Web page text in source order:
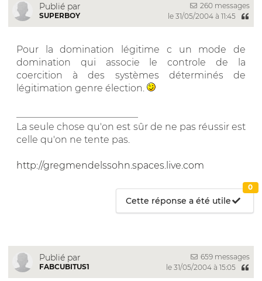
Publié par
SUPERBOY
260 messages
le 31/05/2004 à 11:45
Pour la domination légitime c un mode de
domination qui associe le controle de la
coercition à des systèmes déterminés de
légitimation genre élection.
La seule chose qu'on est sûr de ne pas réussir est
celle qu'on ne tente pas.
http://gregmendelssohn.spaces.live.com
Cette réponse a été utile
0
Publié par
FABCUBITUS1
659 messages
le 31/05/2004 à 15:05